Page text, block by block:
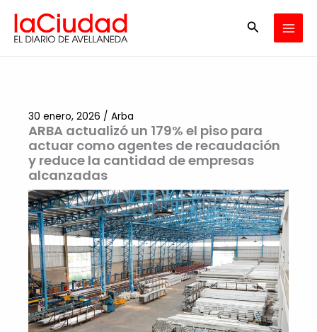
contenido
Buscar
ARBA actualizó un 179% el piso para
actuar como agentes de recaudación
y reduce la cantidad de empresas
alcanzadas
30 enero, 2026 / Arba